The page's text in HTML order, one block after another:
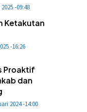
-09:48
Ketakutan
-16:26
Proaktif
dan
2024 -14:00